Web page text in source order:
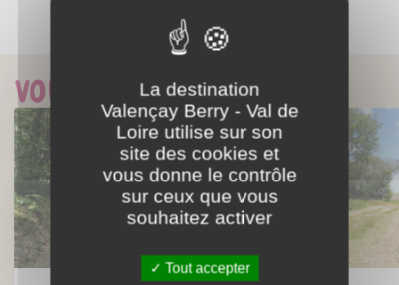
Partager ce contenu
Vous aimerez aussi...
La destination
Valençay Berry - Val de
Loire utilise sur son
site des cookies et
vous donne le contrôle
sur ceux que vous
souhaitez activer
Tout accepter